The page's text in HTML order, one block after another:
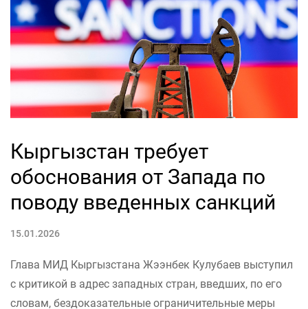
Кыргызстан требует
обоснования от Запада по
поводу введенных санкций
15.01.2026
Глава МИД Кыргызстана Жээнбек Кулубаев выступил
с критикой в адрес западных стран, введших, по его
словам, бездоказательные ограничительные меры